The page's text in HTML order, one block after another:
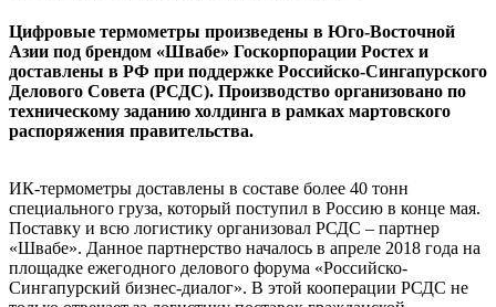
Цифровые термометры произведены в Юго-Восточной
Азии под брендом «Швабе» Госкорпорации Ростех и
доставлены в РФ при поддержке Российско-Сингапурского
Делового Совета (РСДС). Производство организовано по
техническому заданию холдинга в рамках мартовского
распоряжения правительства.
ИК-термометры доставлены в составе более 40 тонн
специального груза, который поступил в Россию в конце мая.
Поставку и всю логистику организовал РСДС – партнер
«Швабе». Данное партнерство началось в апреле 2018 года на
площадке ежегодного делового форума «Российско-
Сингапурский бизнес-диалог». В этой кооперации РСДС не